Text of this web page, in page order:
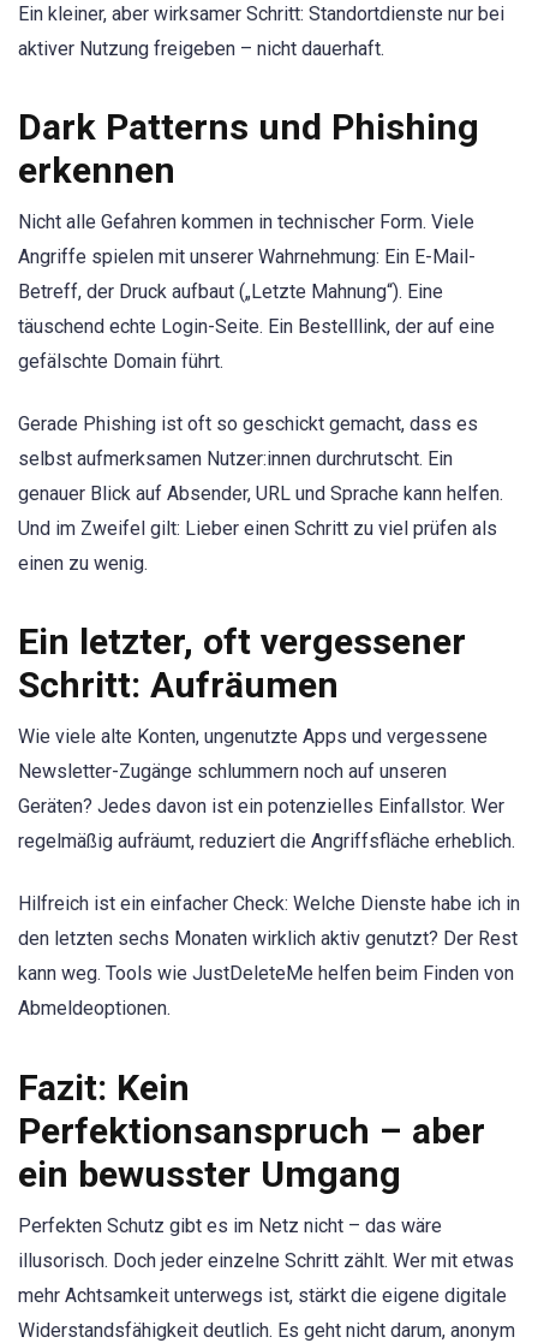
Ein kleiner, aber wirksamer Schritt: Standortdienste nur bei
aktiver Nutzung freigeben – nicht dauerhaft.
Dark Patterns und Phishing
erkennen
Nicht alle Gefahren kommen in technischer Form. Viele
Angriffe spielen mit unserer Wahrnehmung: Ein E-Mail-
Betreff, der Druck aufbaut („Letzte Mahnung“). Eine
täuschend echte Login-Seite. Ein Bestelllink, der auf eine
gefälschte Domain führt.
Gerade Phishing ist oft so geschickt gemacht, dass es
selbst aufmerksamen Nutzer:innen durchrutscht. Ein
genauer Blick auf Absender, URL und Sprache kann helfen.
Und im Zweifel gilt: Lieber einen Schritt zu viel prüfen als
einen zu wenig.
Ein letzter, oft vergessener
Schritt: Aufräumen
Wie viele alte Konten, ungenutzte Apps und vergessene
Newsletter-Zugänge schlummern noch auf unseren
Geräten? Jedes davon ist ein potenzielles Einfallstor. Wer
regelmäßig aufräumt, reduziert die Angriffsfläche erheblich.
Hilfreich ist ein einfacher Check: Welche Dienste habe ich in
den letzten sechs Monaten wirklich aktiv genutzt? Der Rest
kann weg. Tools wie JustDeleteMe helfen beim Finden von
Abmeldeoptionen.
Fazit: Kein
Perfektionsanspruch – aber
ein bewusster Umgang
Perfekten Schutz gibt es im Netz nicht – das wäre
illusorisch. Doch jeder einzelne Schritt zählt. Wer mit etwas
mehr Achtsamkeit unterwegs ist, stärkt die eigene digitale
Widerstandsfähigkeit deutlich. Es geht nicht darum, anonym